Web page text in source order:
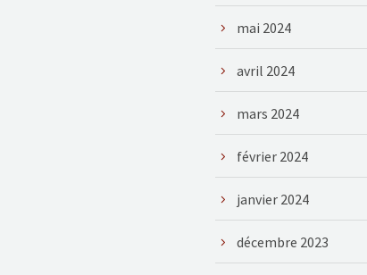
mai 2024
avril 2024
mars 2024
février 2024
janvier 2024
décembre 2023